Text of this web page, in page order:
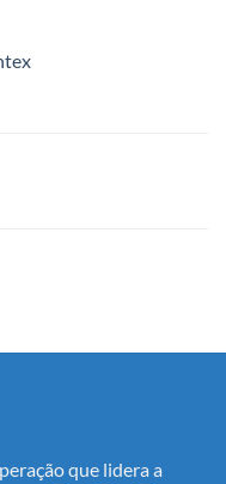
que lidera a